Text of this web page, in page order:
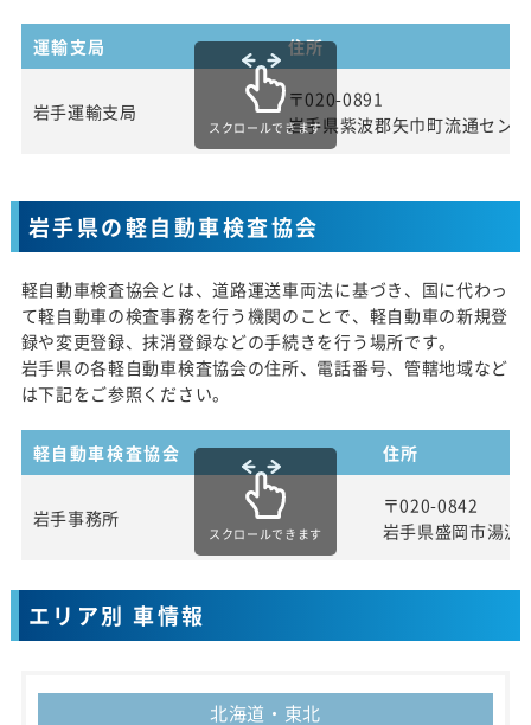
運輸支局 住所
岩手運輸支局
〒020-0891
岩手県紫波郡矢巾町流通セン
スクロールできます
岩手県の軽自動車検査協会
軽自動車検査協会とは、道路運送車両法に基づき、国に代わっ
て軽自動車の検査事務を行う機関のことで、軽自動車の新規登
録や変更登録、抹消登録などの手続きを行う場所です。
岩手県の各軽自動車検査協会の住所、電話番号、管轄地域など
は下記をご参照ください。
軽自動車検査協会 住所
岩手事務所
〒020-0842
岩手県盛岡市湯沢
スクロールできます
エリア別 車情報
北海道・東北